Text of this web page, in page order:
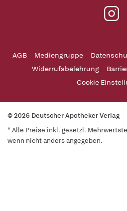
AGB Mediengruppe
Widerrufsbelehrung
Cookie
© 2026 Deutscher Apotheker Verlag
* Alle Preise inkl. gesetzl.
wenn nicht anders angegeben.